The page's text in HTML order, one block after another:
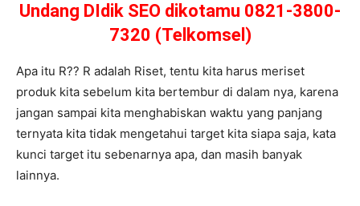
Undang DIdik SEO dikotamu 0821-3800-
7320 (Telkomsel)
Apa itu R?? R adalah Riset, tentu kita harus meriset
produk kita sebelum kita bertembur di dalam nya, karena
jangan sampai kita menghabiskan waktu yang panjang
ternyata kita tidak mengetahui target kita siapa saja, kata
kunci target itu sebenarnya apa, dan masih banyak
lainnya.